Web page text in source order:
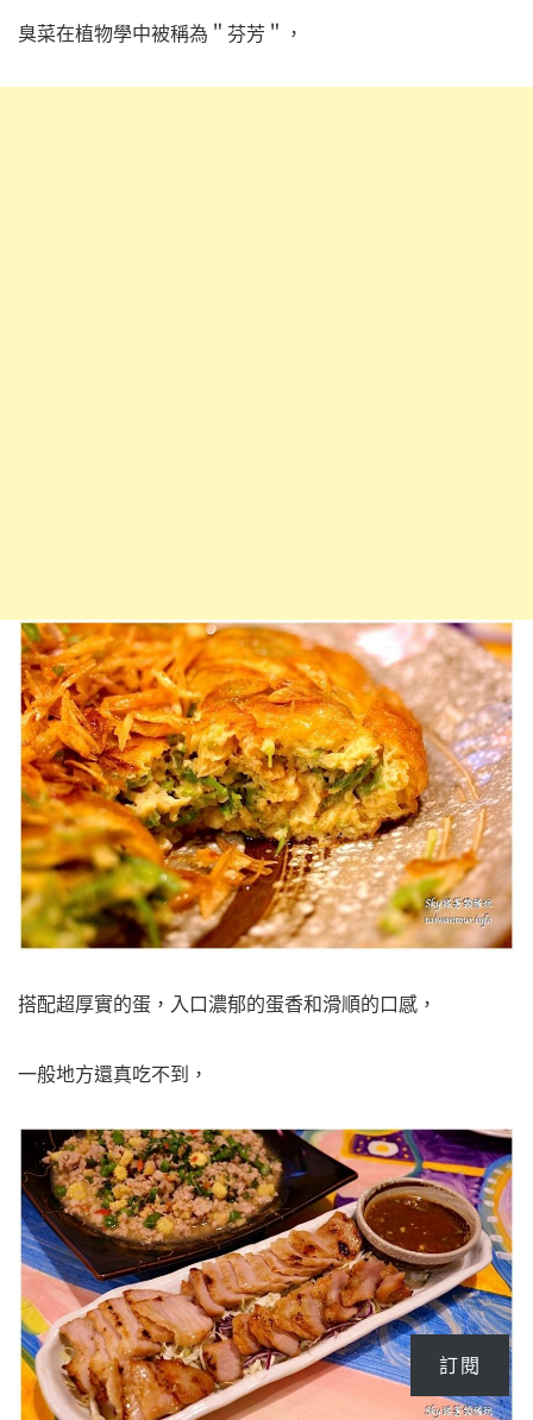
臭菜在植物學中被稱為＂芬芳＂，
搭配超厚實的蛋，入口濃郁的蛋香和滑順的口感，
一般地方還真吃不到，
訂閱